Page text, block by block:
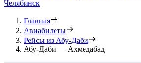
Челябинск
Главная
Авиабилеты
Рейсы из Абу-Даби
Абу-Даби — Ахмедабад